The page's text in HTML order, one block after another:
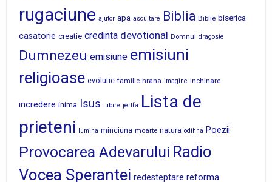
rugaciune ajutor apa ascultare Biblia Biblie biserica
casatorie creatie credinta devotional Domnul dragoste
Dumnezeu emisiune emisiuni
religioase evolutie familie hrana imagine inchinare
incredere inima Isus iubire jertfa Lista de
prieteni
lumina minciuna moarte natura odihna Poezii
Provocarea Adevarului Radio
Vocea Sperantei redesteptare reforma